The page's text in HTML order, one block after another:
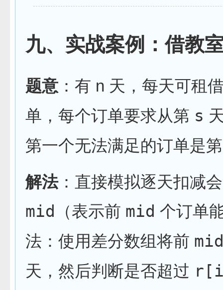
九、实战案例：借教
题意 ：有 n 天，每天可租
单，每个订单要求从第 s
第一个无法满足的订单是
解法：直接模拟逐天扣减
mid （表示前 mid 个订单
法：使用差分数组将前
天，然后判断是否超过